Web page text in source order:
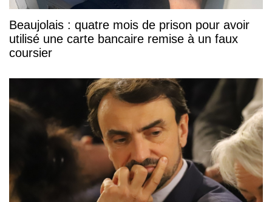
Beaujolais : quatre mois de prison pour avoir
utilisé une carte bancaire remise à un faux
coursier